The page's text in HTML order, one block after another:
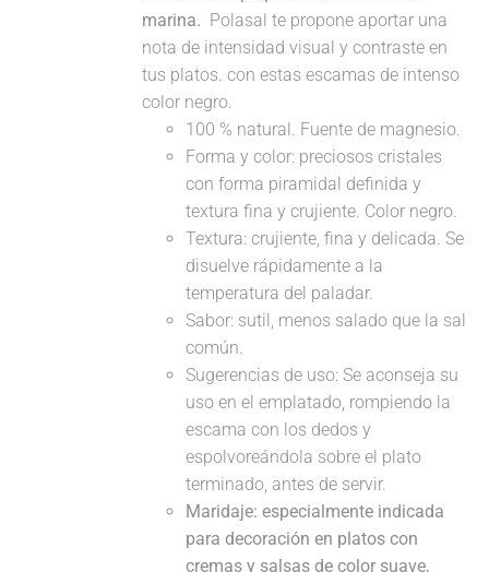
marina. Polasal te propone aportar una
nota de intensidad visual y contraste en
tus platos. con estas escamas de intenso
color negro.
100 % natural. Fuente de magnesio.
Forma y color: preciosos cristales
con forma piramidal definida y
textura fina y crujiente. Color negro.
Textura: crujiente, fina y delicada. Se
disuelve rápidamente a la
temperatura del paladar.
Sabor: sutil, menos salado que la sal
común.
Sugerencias de uso: Se aconseja su
uso en el emplatado, rompiendo la
escama con los dedos y
espolvoreándola sobre el plato
terminado, antes de servir.
Maridaje: especialmente indicada
para decoración en platos con
cremas y salsas de color suave,